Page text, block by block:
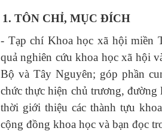
1. TÔN CHỈ, MỤC ĐÍCH
- Tạp chí Khoa học xã hội miền
quả nghiên cứu khoa học xã hội
Bộ và Tây Nguyên; góp phần
chức thực hiện chủ trương,
thời giới thiệu các thành tựu
cộng đồng khoa học và bạn đọc